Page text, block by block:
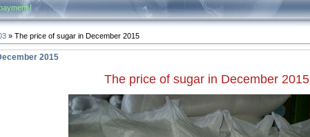
!
» The price of sugar in December 2015
2015
The price of sugar in December 2015